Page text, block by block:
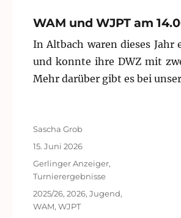
WAM und WJPT am
In Altbach waren dieses
und konnte ihre DWZ mit
Mehr darüber gibt es bei
Autor
Sascha Grob
Veröffentlicht
am
15. Juni 2026
Kategorien
Gerlinger Anzeiger,
Turnierergebnisse
Schlagwörter
2025/26, 2026, Jugend,
WAM, WJPT